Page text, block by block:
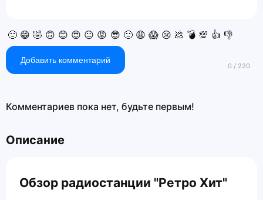
🙂 😁 🤣 🙃 😊 😍 😐 😡 😎 🙁 😩 😱 😢 💩 💣 💯 👍 👎
Добавить комментарий
Комментариев пока нет, будьте первым!
Описание
Обзор радиостанции "Ретро Хит"